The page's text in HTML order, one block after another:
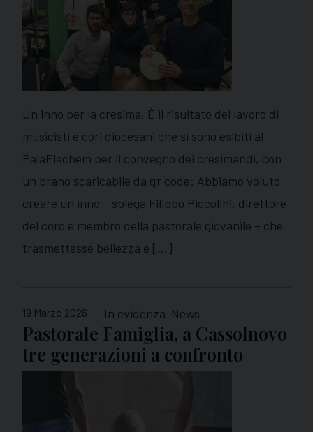
Un inno per la cresima. È il risultato del lavoro di
musicisti e cori diocesani che si sono esibiti al
PalaElachem per il convegno dei cresimandi, con
un brano scaricabile da qr code: Abbiamo voluto
creare un inno – spiega Filippo Piccolini, direttore
del coro e membro della pastorale giovanile – che
trasmettesse bellezza e […]
19 Marzo 2026 In evidenza News
Pastorale Famiglia, a Cassolnovo
tre generazioni a confronto